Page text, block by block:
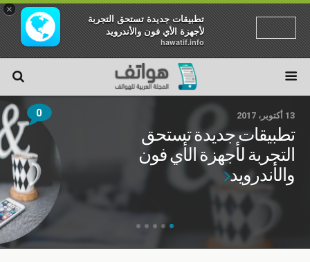
×
تطبيقات جديدة تستحق التجربة
لأجهزة الأي فون والأندرويد
hawatif.info
0 13 أكتوبر، 2017
تطبيقات جديدة تستحق
التجربة لأجهزة الأي فون
والأندرويد